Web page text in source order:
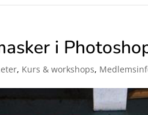
i
, Kurs & workshops,